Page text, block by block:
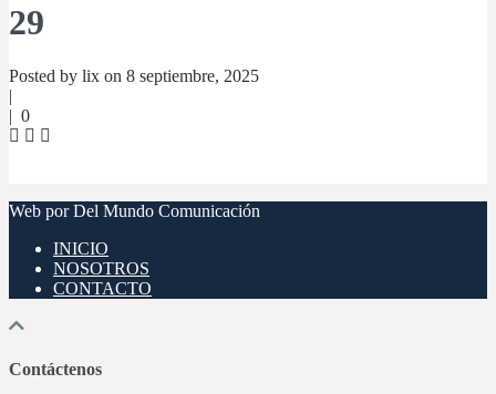
29
Posted by lix on 8 septiembre, 2025
|
| 0
Web por Del Mundo Comunicación
INICIO
NOSOTROS
CONTACTO
Contáctenos